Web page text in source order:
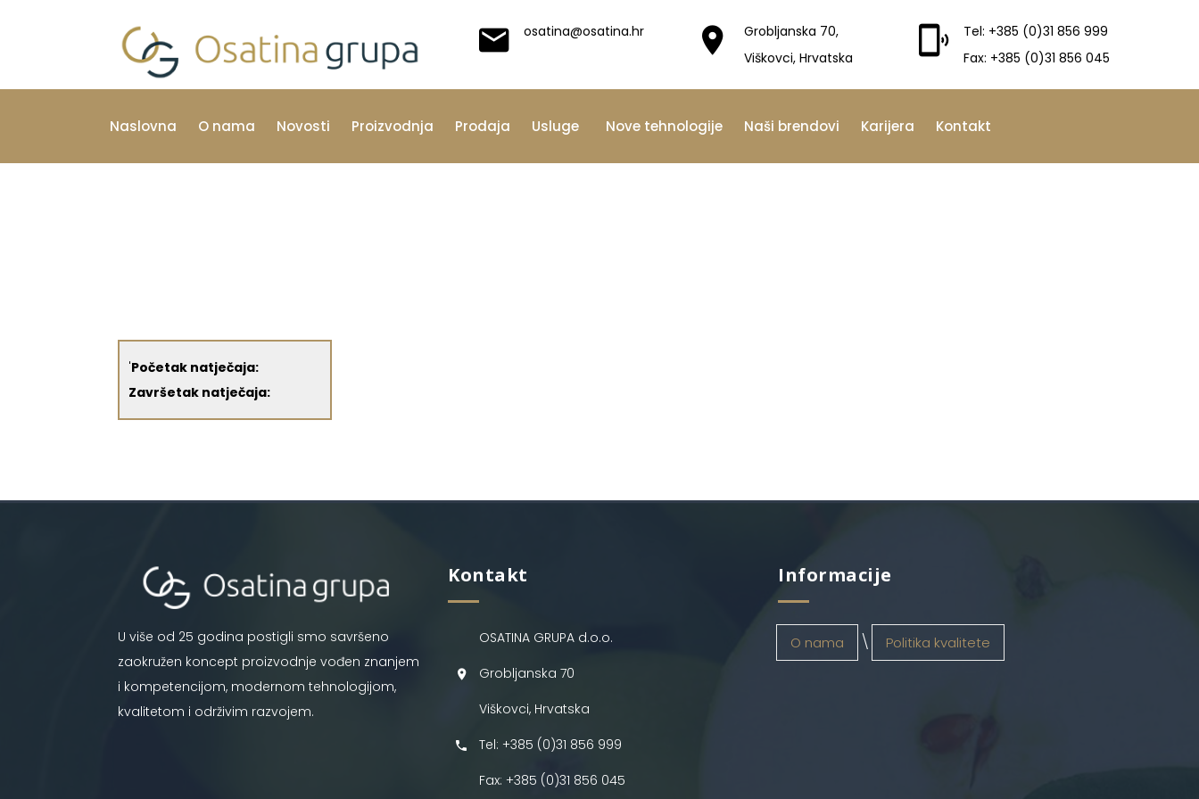
osatina@osatina.hr
Grobljanska 70,
Viškovci, Hrvatska
Tel: +385 (0)31 856 999
Fax: +385 (0)31 856 045
Naslovna O nama Novosti Proizvodnja Prodaja Usluge Nove tehnologije Naši brendovi Karijera Kontakt
'Početak natječaja:
Završetak natječaja:
U više od 25 godina postigli smo savršeno
zaokružen koncept proizvodnje vođen znanjem
i kompetencijom, modernom tehnologijom,
kvalitetom i održivim razvojem.
Kontakt
OSATINA GRUPA d.o.o.
Grobljanska 70
Viškovci, Hrvatska
Tel: +385 (0)31 856 999
Fax: +385 (0)31 856 045
Informacije
O nama Politika kvalitete